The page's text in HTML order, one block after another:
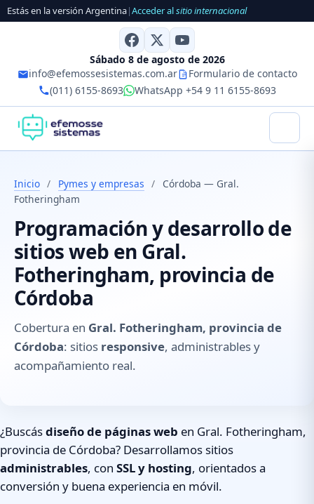
Estás en la versión Argentina|Acceder alsitio internacional
Sábado 8 de agosto de 2026
info@efemossesistemas.com.ar
Formulario de contacto
(011) 6155-8693
WhatsApp +54 9 11 6155-8693
Inicio / Pymes y empresas /
Córdoba — Gral.
Fotheringham
Programación y desarrollo de
sitios web en Gral.
Fotheringham, provincia de
Córdoba
Cobertura en Gral. Fotheringham, provincia de
Córdoba: sitios responsive, administrables y
acompañamiento real.
¿Buscásdiseño de páginas web en Gral. Fotheringham,
provincia de Córdoba? Desarrollamos sitios
administrables, con SSL y hosting, orientados a
conversión y buena experiencia en móvil.